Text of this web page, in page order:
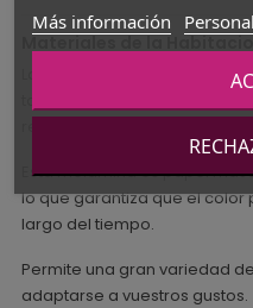
Materiales de la
La estructura está realizada
Esta melamina es papel
lo que garantiza que el
largo del tiempo.
Permite una gran variedad
adaptarse a vuestros gustos.
Más información